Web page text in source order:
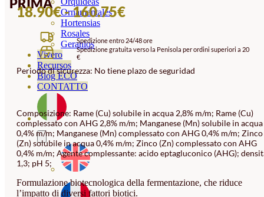
Ornamentales
Hortensias
Rosales
Geranios
Vivero
Recursos
Blog ECO
CONTATTO
18.90€-160.75€FASCIA
PREZZO:
18.90€
160.75€
Spedizione entro 24/48 ore
Spedizione gratuita verso la Penisola per ordini superiori a 20
€
Periodo di sicurezza: No tiene plazo de seguridad
Composizione: Rame (Cu) solubile in acqua 2,8% m/m; Rame (Cu)
complessato con AHG 2,8% m/m; Manganese (Mn) solubile in acqua
0,4% m/m; Manganese (Mn) complessato con AHG 0,4% m/m; Zinco
(Zn) solubile in acqua 0,4% m/m; Zinco (Zn) complessato con AHG
0,4% m/m; Agente complessante: acido eptagluconico (AHG);
1,3; pH 5;
Formulazione biotecnologica della fermentazione, che riduce
l’impatto di diversi fattori biotici.